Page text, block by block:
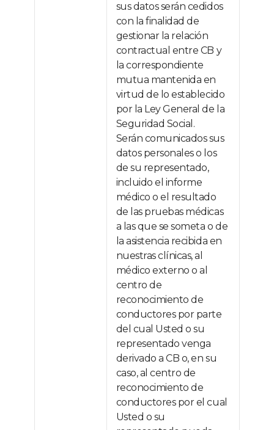
sus datos serán cedidos
con la finalidad de
gestionar la relación
contractual entre CB y
la correspondiente
mutua mantenida en
virtud de lo establecido
por la Ley General de la
Seguridad Social.
Serán comunicados sus
datos personales o los
de su representado,
incluido el informe
médico o el resultado
de las pruebas médicas
a las que se someta o de
la asistencia recibida en
nuestras clínicas, al
médico externo o al
centro de
reconocimiento de
conductores por parte
del cual Usted o su
representado venga
derivado a CB o, en su
caso, al centro de
reconocimiento de
conductores por el cual
Usted o su